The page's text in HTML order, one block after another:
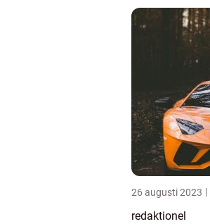
26 augusti 2023
redaktionel